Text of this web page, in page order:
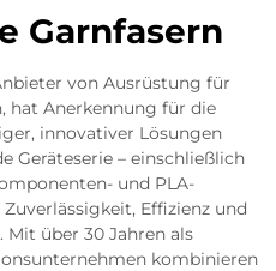
Garnfasern
von Ausrüstung für
hat Anerkennung für die
innovativer Lösungen
Geräteserie – einschließlich
und PLA-
Effizienz und
über 30 Jahren als
kombinieren